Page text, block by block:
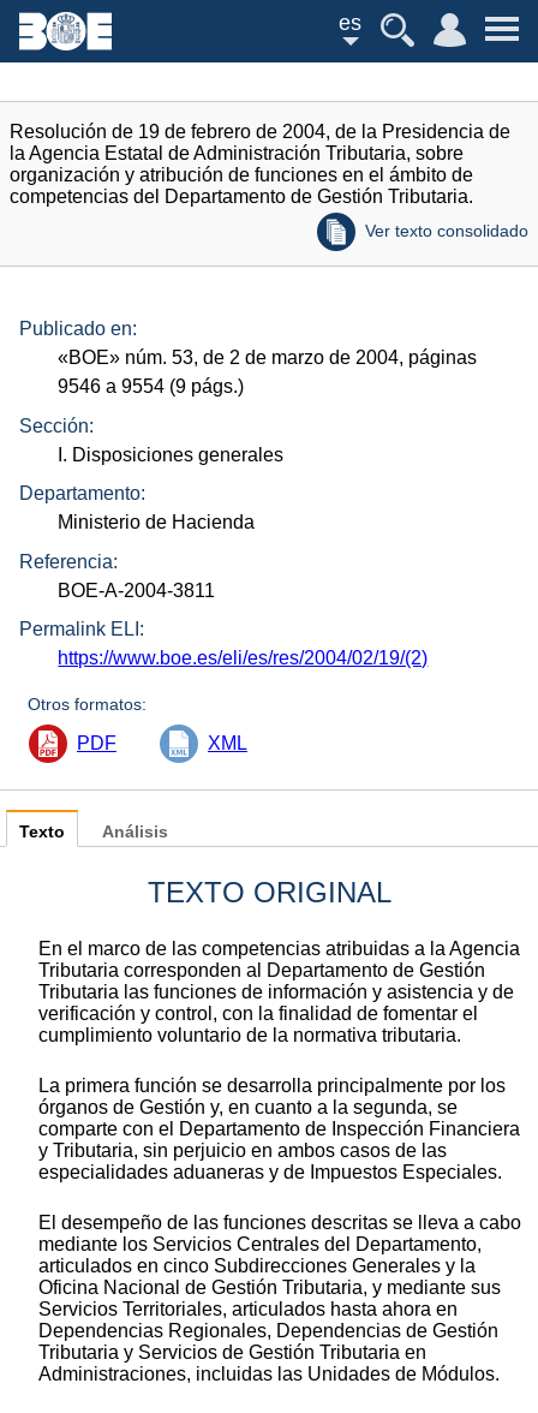
es
Resolución de 19 de febrero de 2004, de la Presidencia de
la Agencia Estatal de Administración Tributaria, sobre
organización y atribución de funciones en el ámbito de
competencias del Departamento de Gestión Tributaria.
Ver texto consolidado
Publicado en:
«BOE» núm. 53, de 2 de marzo de 2004, páginas
9546 a 9554 (9 págs.)
Sección:
I. Disposiciones generales
Departamento:
Ministerio de Hacienda
Referencia:
BOE-A-2004-3811
Permalink ELI:
https://www.boe.es/eli/es/res/2004/02/19/(2)
Otros formatos:
PDF XML
Texto
TEXTO ORIGINAL
En el marco de las competencias atribuidas a la Agencia
Tributaria corresponden al Departamento de Gestión
Tributaria las funciones de información y asistencia y de
verificación y control, con la finalidad de fomentar el
cumplimiento voluntario de la normativa tributaria.
La primera función se desarrolla principalmente por los
órganos de Gestión y, en cuanto a la segunda, se
comparte con el Departamento de Inspección Financiera
y Tributaria, sin perjuicio en ambos casos de las
especialidades aduaneras y de Impuestos Especiales.
El desempeño de las funciones descritas se lleva a cabo
mediante los Servicios Centrales del Departamento,
articulados en cinco Subdirecciones Generales y la
Oficina Nacional de Gestión Tributaria, y mediante sus
Servicios Territoriales, articulados hasta ahora en
Dependencias Regionales, Dependencias de Gestión
Tributaria y Servicios de Gestión Tributaria en
Administraciones, incluidas las Unidades de Módulos.
Análisis